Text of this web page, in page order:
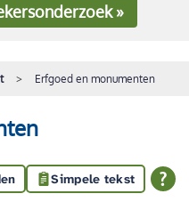
»
Erfgoed en monumenten
Simpele tekst